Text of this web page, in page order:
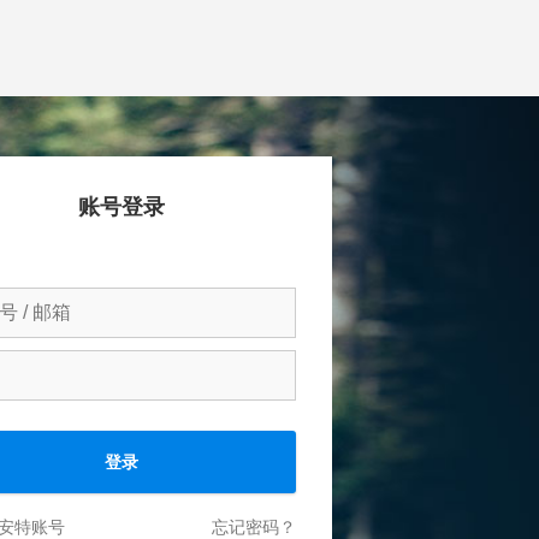
账号登录
登录
特账号 忘记密码？